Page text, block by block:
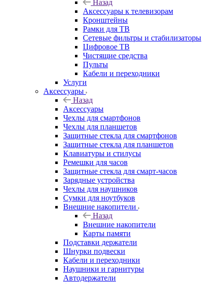
Назад
Аксессуары к телевизорам
Кронштейны
Рамки для ТВ
Сетевые фильтры и стабилизаторы
Цифровое ТВ
Чистящие средства
Пульты
Кабели и переходники
Услуги
Аксессуары
Назад
Аксессуары
Чехлы для смартфонов
Чехлы для планшетов
Защитные стекла для смартфонов
Защитные стекла для планшетов
Клавиатуры и стилусы
Ремешки для часов
Защитные стекла для смарт-часов
Зарядные устройства
Чехлы для наушников
Сумки для ноутбуков
Внешние накопители
Назад
Внешние накопители
Карты памяти
Подставки держатели
Шнурки подвески
Кабели и переходники
Наушники и гарнитуры
Автодержатели